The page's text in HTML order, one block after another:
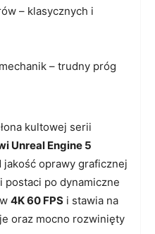
kultowej serii
Unreal Engine 5
oprawy graficznej
postaci po dynamiczne
4K 60 FPS i stawia na
oraz mocno rozwinięty
– klasycznych i
– trudny próg